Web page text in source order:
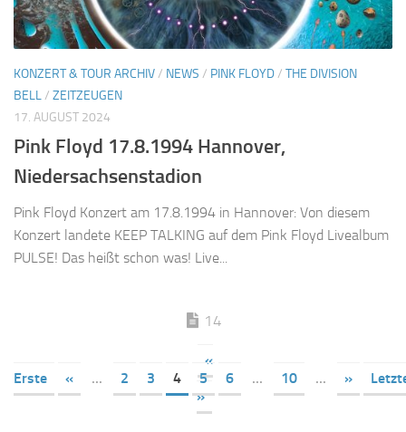
KONZERT & TOUR ARCHIV/ NEWS / PINK FLOYD/ THE DIVISION
BELL/ ZEITZEUGEN
17. AUGUST 2024
Pink Floyd 17.8.1994 Hannover,
Niedersachsenstadion
Pink Floyd Konzert am 17.8.1994 in Hannover: Von diesem
Konzert landete KEEP TALKING auf dem Pink Floyd Livealbum
PULSE! Das heißt schon was! Live...
14
«
Erste
« ... 2 3 4 5 6 ... 10 ... »
»